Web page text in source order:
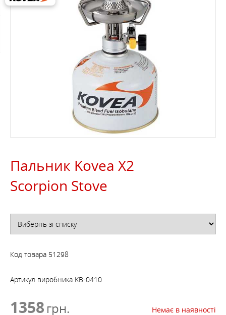
Пальник Kovea X2
Scorpion Stove
Код товара 51298
Артикул виробника KB-0410
1358 грн. Немає в наявності